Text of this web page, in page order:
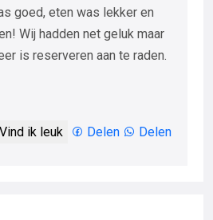
goed, eten was lekker en
Wij hadden net geluk maar
is reserveren aan te raden.
Vind ik leuk Delen Delen